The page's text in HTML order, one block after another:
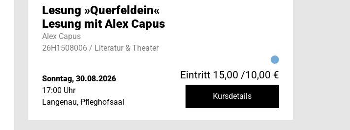
Lesung »Querfeldein«
Lesung mit Alex Capus
Alex Capus
26H1508006 / Literatur & Theater
Sonntag, 30.08.2026
17:00 Uhr
Langenau, Pfleghofsaal
Eintritt 15,00 /10,00 €
Kursdetails